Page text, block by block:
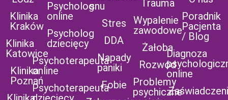
Klinika
Kraków
Klinika
Katowice
Klinika
Poznań
Psycholog
online
Psycholog
dziecięcy
Psychoterapeuta
online
Psychoterapeuta
snu
Stres
DDA
Napady
paniki
Fobie
Trauma
Wypalenie
zawodowe
Żałoba
Rozwód
Problemy
psychiczne
Poradnik
Pacjenta
/ Blog
Diagnoza
online